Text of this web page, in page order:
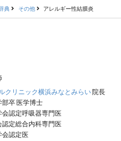
典 その他 アレルギー性結膜炎
クリニック横浜みなとみらい院長
卒 医学博士
会認定呼吸器専門医
認定総合内科専門医
会認定医